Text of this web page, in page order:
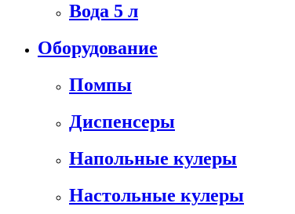
Вода 5 л
Оборудование
Помпы
Диспенсеры
Напольные кулеры
Настольные кулеры